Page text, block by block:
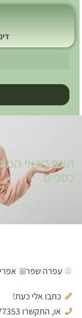
האם רשאי
כספים
עפרה שפר אפריל 11,
כתבו אלי כעת!
או, התקשרו 052-5777353